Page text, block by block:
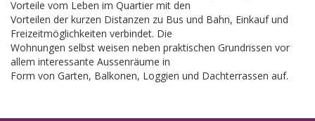
Vorteile vom Leben im Quartier mit den
Vorteilen der kurzen Distanzen zu Bus und Bahn, Einkauf und
Freizeitmöglichkeiten verbindet. Die
Wohnungen selbst weisen neben praktischen Grundrissen vor
allem interessante Aussenräume in
Form von Garten, Balkonen, Loggien und Dachterrassen auf.